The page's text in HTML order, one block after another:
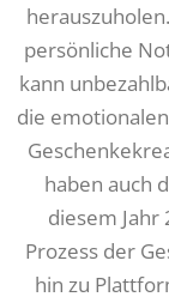
persönliche
kann
die
haben auch
diesem
Prozess der
hin zu